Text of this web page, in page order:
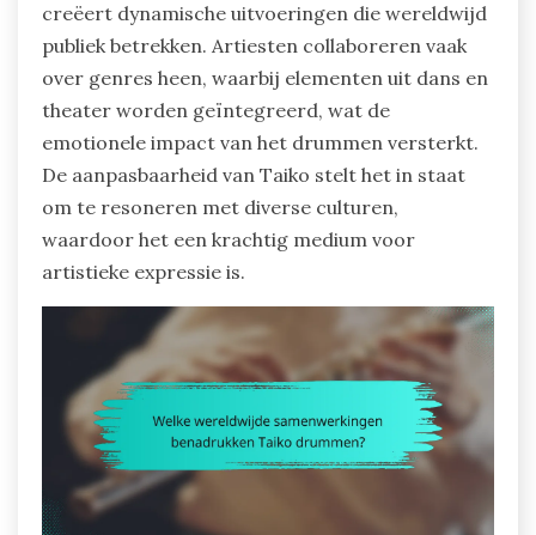
creëert dynamische uitvoeringen die wereldwijd
publiek betrekken. Artiesten collaboreren vaak
over genres heen, waarbij elementen uit dans en
theater worden geïntegreerd, wat de
emotionele impact van het drummen versterkt.
De aanpasbaarheid van Taiko stelt het in staat
om te resoneren met diverse culturen,
waardoor het een krachtig medium voor
artistieke expressie is.